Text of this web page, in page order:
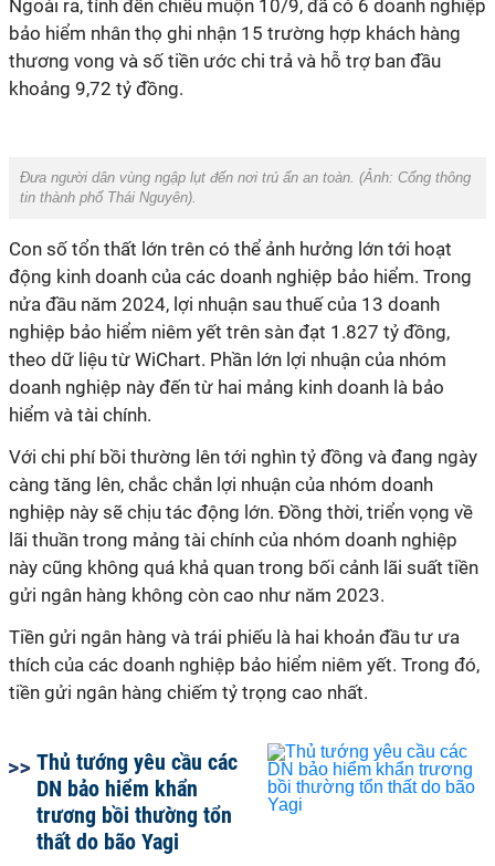
Ngoài ra, tính đến chiều muộn 10/9, đã có 6 doanh nghiệp
bảo hiểm nhân thọ ghi nhận 15 trường hợp khách hàng
thương vong và số tiền ước chi trả và hỗ trợ ban đầu
khoảng 9,72 tỷ đồng.
Đưa người dân vùng ngập lụt đến nơi trú ẩn an toàn. (Ảnh: Cổng thông
tin thành phố Thái Nguyên).
Con số tổn thất lớn trên có thể ảnh hưởng lớn tới hoạt
động kinh doanh của các doanh nghiệp bảo hiểm. Trong
nửa đầu năm 2024, lợi nhuận sau thuế của 13 doanh
nghiệp bảo hiểm niêm yết trên sàn đạt 1.827 tỷ đồng,
theo dữ liệu từ WiChart. Phần lớn lợi nhuận của nhóm
doanh nghiệp này đến từ hai mảng kinh doanh là bảo
hiểm và tài chính.
Với chi phí bồi thường lên tới nghìn tỷ đồng và đang ngày
càng tăng lên, chắc chắn lợi nhuận của nhóm doanh
nghiệp này sẽ chịu tác động lớn. Đồng thời, triển vọng về
lãi thuần trong mảng tài chính của nhóm doanh nghiệp
này cũng không quá khả quan trong bối cảnh lãi suất tiền
gửi ngân hàng không còn cao như năm 2023.
Tiền gửi ngân hàng và trái phiếu là hai khoản đầu tư ưa
thích của các doanh nghiệp bảo hiểm niêm yết. Trong đó,
tiền gửi ngân hàng chiếm tỷ trọng cao nhất.
Thủ tướng yêu cầu các
DN bảo hiểm khẩn
trương bồi thường tổn
thất do bão Yagi